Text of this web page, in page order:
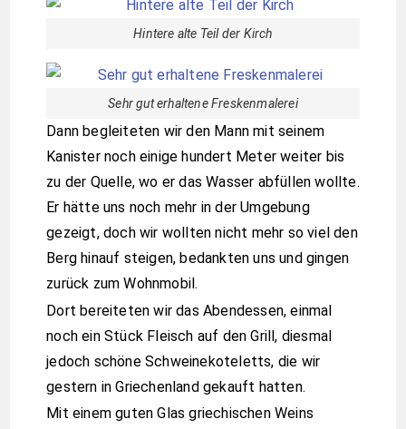
Hintere alte Teil der Kirch
Sehr gut erhaltene Freskenmalerei
Dann begleiteten wir den Mann mit seinem
Kanister noch einige hundert Meter weiter bis
zu der Quelle, wo er das Wasser abfüllen wollte.
Er hätte uns noch mehr in der Umgebung
gezeigt, doch wir wollten nicht mehr so viel den
Berg hinauf steigen, bedankten uns und gingen
zurück zum Wohnmobil.
Dort bereiteten wir das Abendessen, einmal
noch ein Stück Fleisch auf den Grill, diesmal
jedoch schöne Schweinekoteletts, die wir
gestern in Griechenland gekauft hatten.
Mit einem guten Glas griechischen Weins